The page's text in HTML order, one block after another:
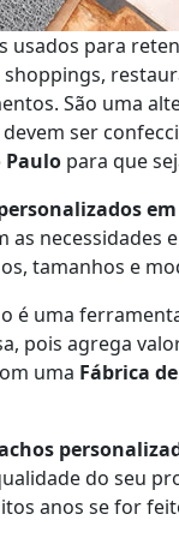
usados para
São uma
ser
Paulo para que
as necessidades
tamanhos e
é uma
pois agrega
uma Fábrica
do seu
anos se for